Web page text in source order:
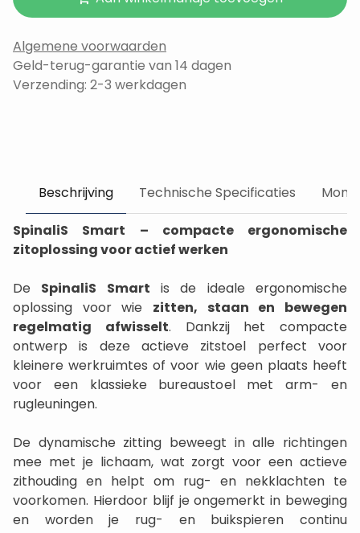
Algemene voorwaarden
Geld-terug-garantie van 14 dagen
Verzending: 2-3 werkdagen
Beschrijving Technische Specificaties
SpinaliS Smart – compacte ergonomische
zitoplossing voor actief werken
De SpinaliS Smart is de ideale ergonomische
oplossing voor wie zitten, staan en bewegen
regelmatig afwisselt. Dankzij het compacte
ontwerp is deze actieve zitstoel perfect voor
kleinere werkruimtes of voor wie geen plaats heeft
voor een klassieke bureaustoel met arm- en
rugleuningen.
De dynamische zitting beweegt in alle richtingen
mee met je lichaam, wat zorgt voor een actieve
zithouding en helpt om rug- en nekklachten te
voorkomen. Hierdoor blijf je ongemerkt in beweging
en worden je rug- en buikspieren continu